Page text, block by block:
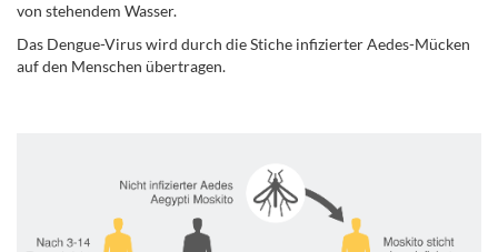
von stehendem Wasser.
Das Dengue-Virus wird durch die Stiche infizierter Aedes-Mücken
auf den Menschen übertragen.